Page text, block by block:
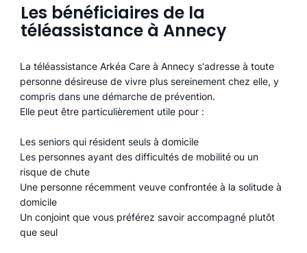
Les bénéficiaires de la
téléassistance à Annecy
La téléassistance Arkéa Care à Annecy s'adresse à toute
personne désireuse de vivre plus sereinement chez elle, y
compris dans une démarche de prévention.
Elle peut être particulièrement utile pour :
Les seniors qui résident seuls à domicile
Les personnes ayant des difficultés de mobilité ou un
risque de chute
Une personne récemment veuve confrontée à la solitude à
domicile
Un conjoint que vous préférez savoir accompagné plutôt
que seul